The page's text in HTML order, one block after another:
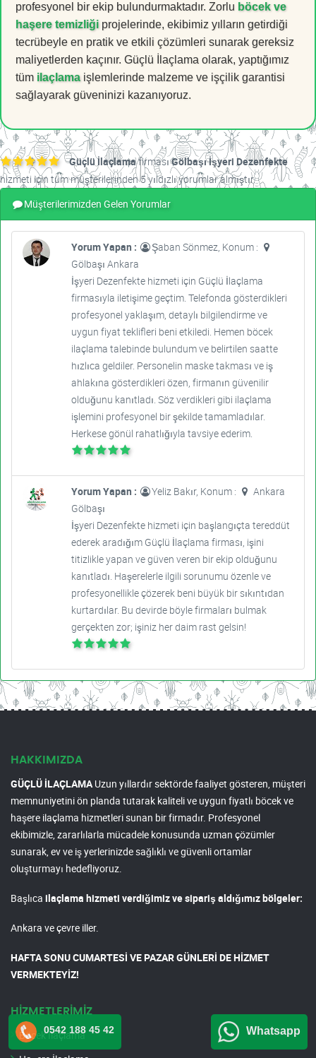
profesyonel bir ekip bulundurmaktadır. Zorlu böcek ve
haşere temizliği projelerinde, ekibimiz yılların getirdiği
tecrübeyle en pratik ve etkili çözümleri sunarak gereksiz
maliyetlerden kaçınır. Güçlü İlaçlama olarak, yaptığımız
tüm ilaçlamaişlemlerinde malzeme ve işçilik garantisi
sağlayarak güveninizi kazanıyoruz.
Güçlü İlaçlamafirmasıGölbaşı İşyeri Dezenfekte
hizmeti için tüm müşterilerinden 5 yıldızlı yorumlar almıştır.
Müşterilerimizden Gelen Yorumlar
Yorum Yapan :
Şaban Sönmez, Konum :
Gölbaşı Ankara
İşyeri Dezenfekte hizmeti için Güçlü İlaçlama
firmasıyla iletişime geçtim. Telefonda gösterdikleri
profesyonel yaklaşım, detaylı bilgilendirme ve
uygun fiyat teklifleri beni etkiledi. Hemen böcek
ilaçlama talebinde bulundum ve belirtilen saatte
hızlıca geldiler. Personelin maske takması ve iş
ahlakına gösterdikleri özen, firmanın güvenilir
olduğunu kanıtladı. Söz verdikleri gibi ilaçlama
işlemini profesyonel bir şekilde tamamladılar.
Herkese gönül rahatlığıyla tavsiye ederim.
Yorum Yapan : Yeliz Bakır, Konum :
Ankara
Gölbaşı
İşyeri Dezenfekte hizmeti için başlangıçta tereddüt
ederek aradığım Güçlü İlaçlama firması, işini
titizlikle yapan ve güven veren bir ekip olduğunu
kanıtladı. Haşerelerle ilgili sorunumu özenle ve
profesyonellikle çözerek beni büyük bir sıkıntıdan
kurtardılar. Bu devirde böyle firmaları bulmak
gerçekten zor; işiniz her daim rast gelsin!
HAKKIMIZDA
GÜÇLÜ İLAÇLAMAUzun yıllardır sektörde faaliyet gösteren, müşteri
memnuniyetini ön planda tutarak kaliteli ve uygun fiyatlı böcek ve
haşere ilaçlama hizmetleri sunan bir firmadır. Profesyonel
ekibimizle, zararlılarla mücadele konusunda uzman çözümler
sunarak, ev ve iş yerlerinizde sağlıklı ve güvenli ortamlar
oluşturmayı hedefliyoruz.
Başlıca ilaçlama hizmeti verdiğimiz ve sipariş aldığımız bölgeler:
Ankara ve çevre iller.
HAFTA SONU CUMARTESİ VE PAZAR GÜNLERİ DE HİZMET
VERMEKTEYİZ!
HİZMETLERİMİZ
Böcek İlaçlama
0542 188 45 42 Whatsapp